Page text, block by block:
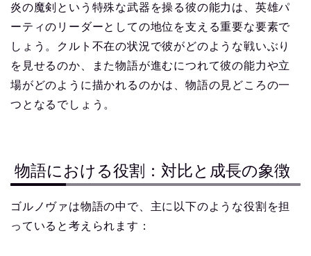
炎の魔剣という特殊な武器を操る彼の能力は、英雄パ
ーティのリーダーとしての地位を支える重要な要素で
しょう。クルト不在の状況で彼がどのような戦いぶり
を見せるのか、また物語が進むにつれて彼の能力や立
場がどのように描かれるのかは、物語の見どころの一
つとなるでしょう。
物語における役割：対比と成長の象徴
ゴルノヴァは物語の中で、主に以下のような役割を担
っていると考えられます：